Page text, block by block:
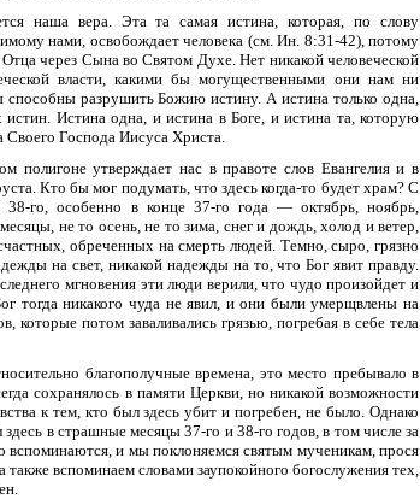
наша вера. Эта та самая истина, которая, по слову
нами, освобождает человека (см. Ин. 8:31-42), потому
через Сына во Святом Духе. Нет никакой человеческой
власти, какими бы могущественными они нам ни
способны разрушить Божию истину. А истина только одна,
Истина одна, и истина в Боге, и истина та, которую
Господа Иисуса Христа.
полигоне утверждает нас в правоте слов Евангелия и в
Кто бы мог подумать, что здесь когда-то будет храм? С
38-го, особенно в конце 37-го года — октябрь, ноябрь,
не то осень, не то зима, снег и дождь, холод и ветер,
обреченных на смерть людей. Темно, сыро, грязно
на свет, никакой надежды на то, что Бог явит правду.
мгновения эти люди верили, что чудо произойдет и
тогда никакого чуда не явил, и они были умерщвлены на
которые потом заваливались грязью, погребая в себе тела
благополучные времена, это место пребывало в
сохранялось в памяти Церкви, но никакой возможности
к тем, кто был здесь убит и погребен, не было. Однако
здесь в страшные месяцы 37-го и 38-го годов, в том числе за
вспоминаются, и мы поклоняемся святым мученикам, прося
вспоминаем словами заупокойного богослужения тех,